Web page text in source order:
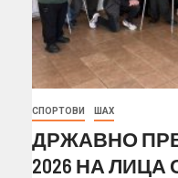
СПОРТОВИ ШАХ
ДРЖАВНО
2026 НА